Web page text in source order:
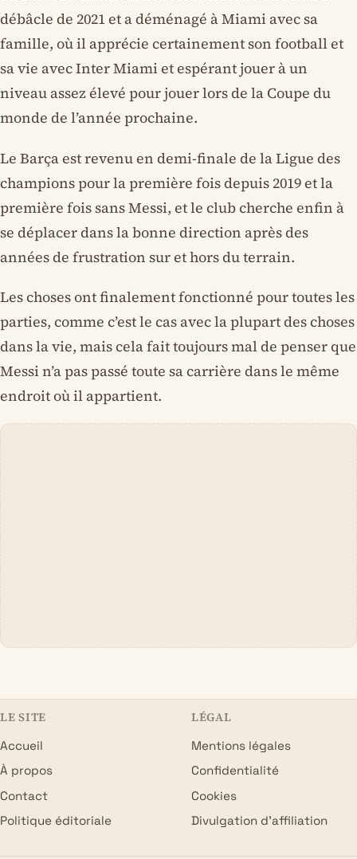
débâcle de 2021 et a déménagé à Miami avec sa
famille, où il apprécie certainement son football et
sa vie avec Inter Miami et espérant jouer à un
niveau assez élevé pour jouer lors de la Coupe du
monde de l’année prochaine.
Le Barça est revenu en demi-finale de la Ligue des
champions pour la première fois depuis 2019 et la
première fois sans Messi, et le club cherche enfin à
se déplacer dans la bonne direction après des
années de frustration sur et hors du terrain.
Les choses ont finalement fonctionné pour toutes les
parties, comme c’est le cas avec la plupart des choses
dans la vie, mais cela fait toujours mal de penser que
Messi n’a pas passé toute sa carrière dans le même
endroit où il appartient.
LE SITE
Accueil
À propos
Contact
Politique éditoriale
LÉGAL
Mentions légales
Confidentialité
Cookies
Divulgation d’affiliation